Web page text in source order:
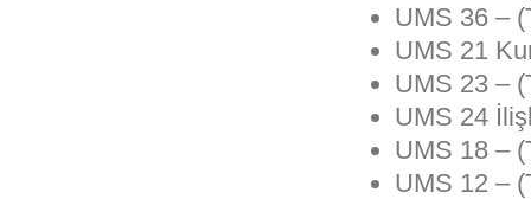
UMS 36 –
UMS 21
UMS 23 –
UMS 24
UMS 18 –
UMS 12 –